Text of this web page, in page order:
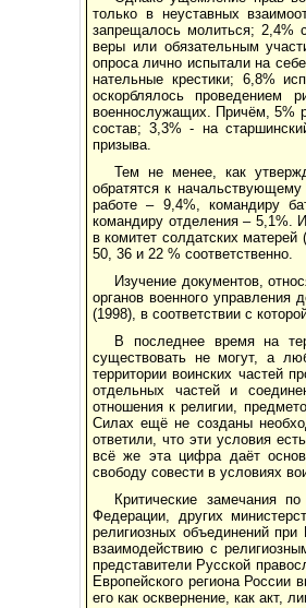
только в неуставных
запрещалось молиться; 2,4%
веры или обязательным
опроса лично испытали на
нательные крестики; 6,8%
оскорблялось проведением
военнослужащих. Причём, 5%
состав; 3,3% - на
призыва.
Тем не менее, как
обратятся к
работе – 9,4%, командиру
командиру отделения – 5,1%.
в комитет солдатских
50, 36 и 22 % соответственно.
Изучение документов,
органов военного управления
(1998), в соответствии с
В последнее время на
существовать не могут, а
территории воинских частей
отдельных частей и
отношения к религии,
Силах ещё не созданы
ответили, что эти условия
всё же эта цифра даёт
свободу совести в условиях
Критические замечания
Федерации, других
религиозных объединений
взаимодействию с
представители Русской
Европейского региона России
его как осквернение, как акт,